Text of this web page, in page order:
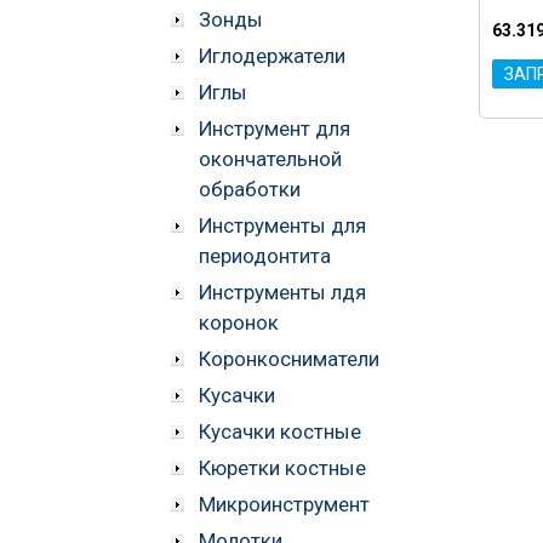
Зонды
Иглодержатели
Иглы
Инструмент для
окончательной
обработки
Инструменты для
периодонтита
Инструменты лдя
коронок
Коронкосниматели
Кусачки
Кусачки костные
Кюретки костные
Микроинструмент